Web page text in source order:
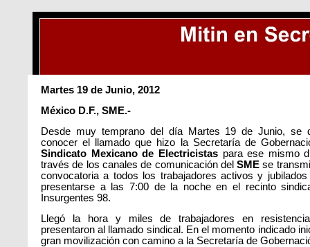
Martes 19 de Junio, 2012
México D.F., SME.-
Desde muy temprano del día Martes 19 de Junio, se
conocer el llamado que hizo la Secretaría de
Sindicato Mexicano de Electricistaspara ese mismo
través de los canales de comunicación delSME se
convocatoria a todos los trabajadores activos y jubilados
presentarse a las 7:00 de la noche en el recinto
Insurgentes 98.
Llegó la hora y miles de trabajadores en
presentaron al llamado sindical. En el momento indicado
gran movilización con camino a la Secretaría de